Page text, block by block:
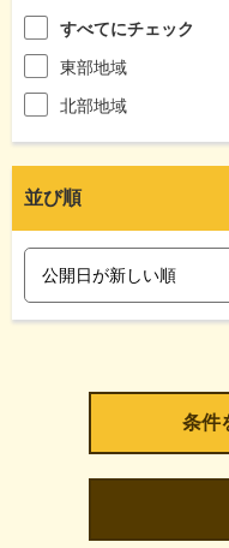
すべてにチェック
東部地域
北部地域
並び順